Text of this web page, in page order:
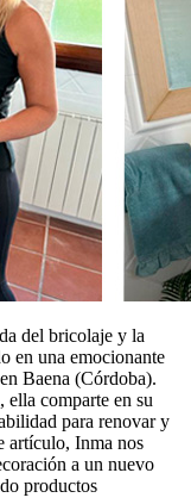
del bricolaje y la
en una emocionante
Baena (Córdoba).
ella comparte en su
para renovar y
artículo, Inma nos
a un nuevo
productos